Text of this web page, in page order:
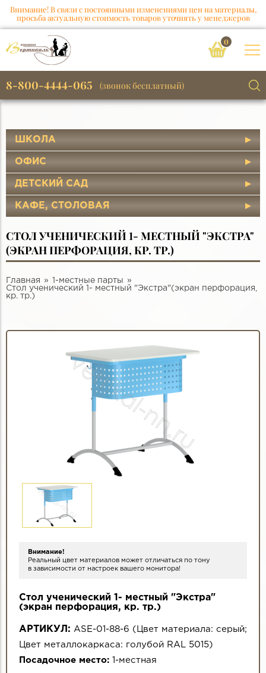
Внимание! В связи с постоянными изменениями цен на материалы,
просьба актуальную стоимость товаров уточнять у менеджеров
0
8-800-4444-065 (звонок бесплатный)
ШКОЛА
ОФИС
ДЕТСКИЙ САД
КАФЕ, СТОЛОВАЯ
СТОЛ УЧЕНИЧЕСКИЙ 1- МЕСТНЫЙ "ЭКСТРА"
(ЭКРАН ПЕРФОРАЦИЯ, КР. ТР.)
Главная
1-местные парты
Стол ученический 1- местный "Экстра"(экран перфорация,
кр. тр.)
Внимание!
Реальный цвет материалов может отличаться по тону
в зависимости от настроек вашего монитора!
Стол ученический 1- местный "Экстра"
(экран перфорация, кр. тр.)
АРТИКУЛ: ASE-01-88-6 ( Цвет материала: серый;
Цвет металлокаркаса: голубой RAL 5015)
Посадочное место: 1-местная